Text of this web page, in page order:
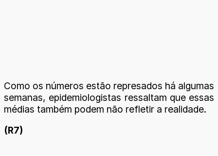
Como os números estão represados há algumas
semanas, epidemiologistas ressaltam que essas
médias também podem não refletir a realidade.
(R7)